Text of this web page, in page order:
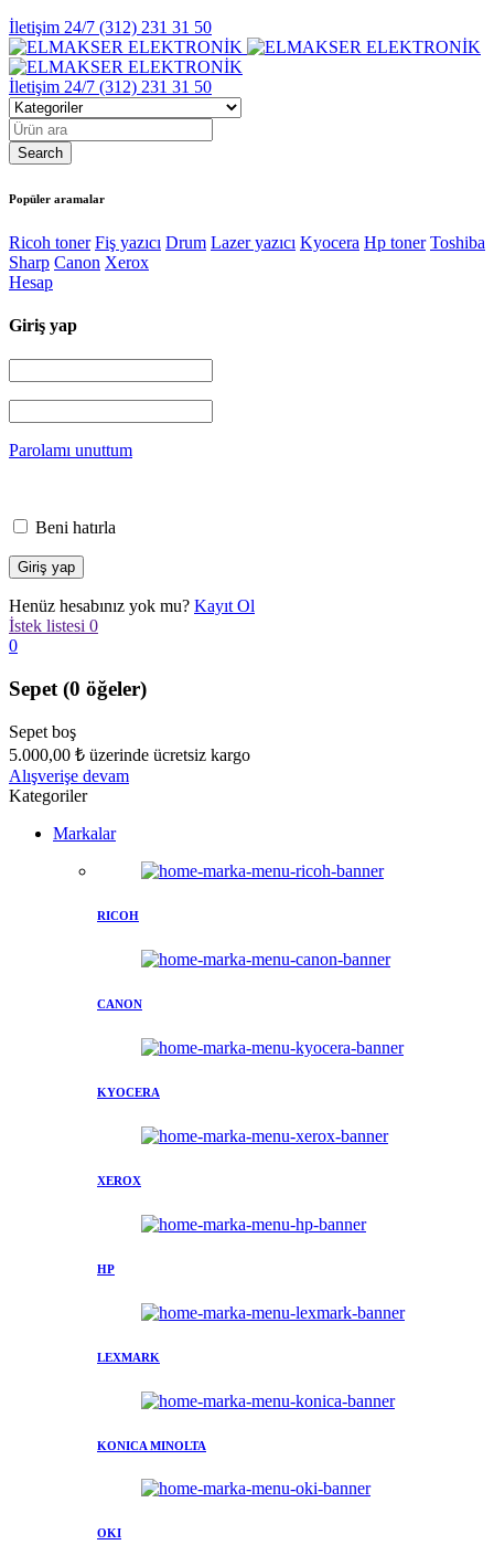
İletişim 24/7 (312) 231 31 50
İletişim 24/7 (312) 231 31 50
Popüler aramalar
Ricoh toner Fiş yazıcı Drum Lazer yazıcı Kyocera Hp toner Toshiba
Sharp Canon Xerox
Hesap
Giriş yap
Parolamı unuttum
Beni hatırla
Henüz hesabınız yok mu? Kayıt Ol
İstek listesi 0
0
Sepet (0 öğeler)
Sepet boş
5.000,00 ₺ üzerinde ücretsiz kargo
Alışverişe devam
Kategoriler
Markalar
RICOH
CANON
KYOCERA
XEROX
HP
LEXMARK
KONICA MINOLTA
OKI